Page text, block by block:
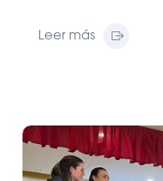
Leer más